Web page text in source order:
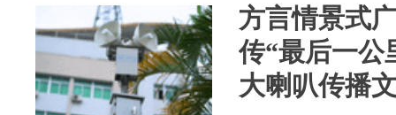
方言情景式
传“最后一公
大喇叭传播